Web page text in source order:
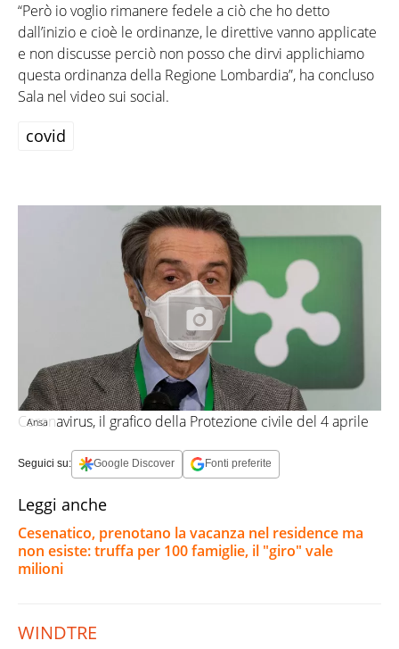
“Però io voglio rimanere fedele a ciò che ho detto
dall’inizio e cioè le ordinanze, le direttive vanno applicate
e non discusse perciò non posso che dirvi applichiamo
questa ordinanza della Regione Lombardia”, ha concluso
Sala nel video sui social.
covid
Ansa
Coronavirus, il grafico della Protezione civile del 4 aprile
Seguici su: Google Discover Fonti preferite
Leggi anche
Cesenatico, prenotano la vacanza nel residence ma
non esiste: truffa per 100 famiglie, il "giro" vale
milioni
WINDTRE